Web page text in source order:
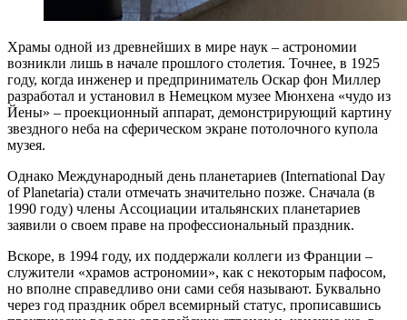
Храмы одной из древнейших в мире наук – астрономии
возникли лишь в начале прошлого столетия. Точнее, в 1925
году, когда инженер и предприниматель Оскар фон Миллер
разработал и установил в Немецком музее Мюнхена «чудо из
Йены» – проекционный аппарат, демонстрирующий картину
звездного неба на сферическом экране потолочного купола
музея.
Однако Международный день планетариев (International Day
of Planetaria) стали отмечать значительно позже. Сначала (в
1990 году) члены Ассоциации итальянских планетариев
заявили о своем праве на профессиональный праздник.
Вскоре, в 1994 году, их поддержали коллеги из Франции –
служители «храмов астрономии», как с некоторым пафосом,
но вполне справедливо они сами себя называют. Буквально
через год праздник обрел всемирный статус, прописавшись